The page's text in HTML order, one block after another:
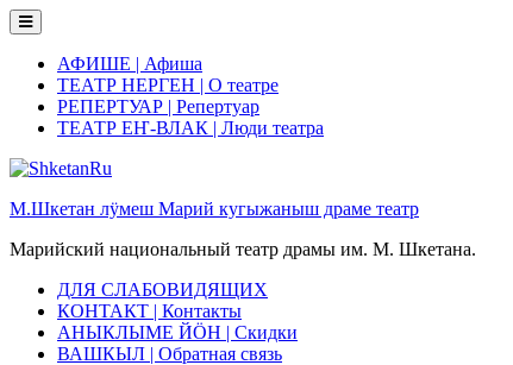
Skip
to
contentАФИШЕ | Афиша
ТЕАТР НЕРГЕН | О театре
РЕПЕРТУАР | Репертуар
ТЕАТР ЕҤ-ВЛАК | Люди театра
М.Шкетан лӱмеш Марий кугыжаныш драме театр
Марийский национальный театр драмы им. М. Шкетана.
ДЛЯ СЛАБОВИДЯЩИХ
КОНТАКТ | Контакты
АНЫКЛЫМЕ ЙӦН | Скидки
ВАШКЫЛ | Обратная связь